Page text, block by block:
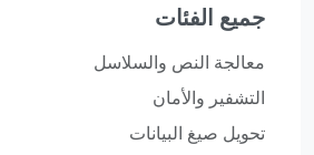
جميع الفئات
معالجة النص والسلاسل
التشفير والأمان
تحويل صيغ البيانات